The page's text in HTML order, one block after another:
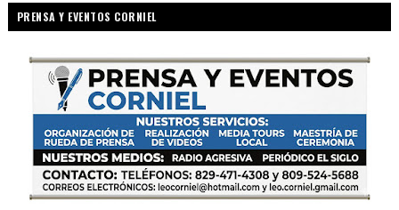
PRENSA Y EVENTOS CORNIEL